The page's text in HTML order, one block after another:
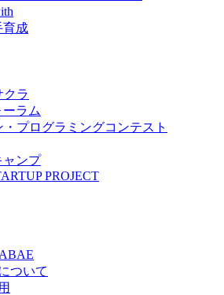
育成
クラ
ラム
プログラミングコンテスト
ャンプ
PROJECT
ついて